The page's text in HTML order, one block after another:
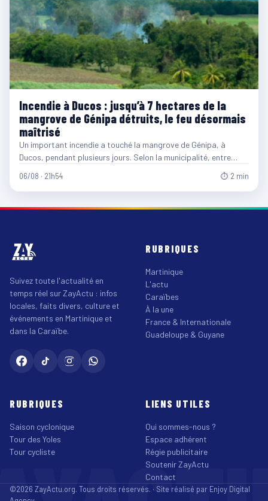
Incendie à Ducos : jusqu’à 7 hectares de la
mangrove de Génipa détruits, le feu désormais
maîtrisé
Un important incendie a touché la mangrove de Génipa, à
Ducos, pendant plusieurs jours. Selon la municipalité, entre…
06/08 · 21h54 ⏱ 2 min
Suivez toute l'actualité en
temps réel sur ZayActu : infos
locales, faits divers, culture et
événements en Martinique et
dans la Caraïbe.
RUBRIQUES
Martinique
L'actu
Caraïbes
À la une
France & Internationale
Guadeloupe & Guyane
RUBRIQUES
Saison cyclonique
Tour des Yoles
Tour cycliste
LIENS UTILES
Qui sommes-nous ?
Espace adhérent
Régie publicitaire
Soutenir ZayActu
Contact
©2026 ZayActu.org. Tous droits réservés. · Site réalisé par Enjoy Digital